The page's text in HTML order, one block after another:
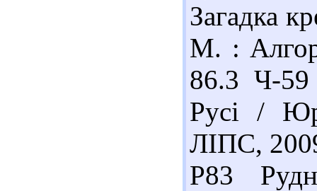
Загадка
М. :
86.3 Ч-
Русі /
ЛІПС,
Р83